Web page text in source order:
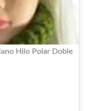
Hilo Polar Doble